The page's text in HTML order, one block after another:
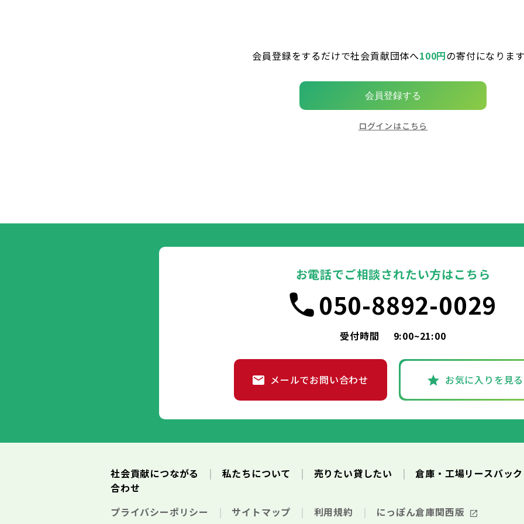
会員登録をするだけで社会貢献団体へ100円の寄付になりま
会員登録する
ログインはこちら
お電話でご相談されたい方はこちら
050-8892-0029
受付時間 9:00~21:00
メールでお問い合わせ お気に入りを見る
社会貢献につながる 私たちについて 売りたい貸したい
倉庫・工場リースバッ
合わせ
プライバシーポリシー
サイトマップ 利用規約 にっぽん倉庫関西版